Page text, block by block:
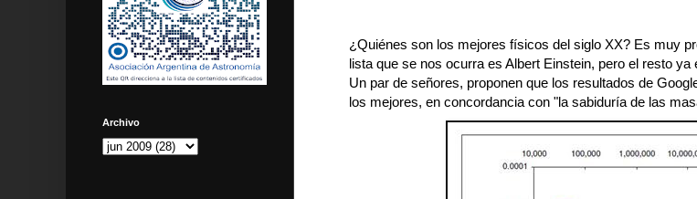
¿Quiénes son los mejores físicos del siglo XX? Es muy
lista que se nos ocurra es Albert Einstein, pero el resto ya
Un par de señores, proponen que los resultados de
los mejores, en concordancia con "la sabiduría de las
Archivo